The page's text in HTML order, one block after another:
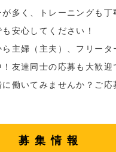
多く、トレーニングも丁
安心してください！
主婦（主夫）、フリータ
友達同士の応募も大歓迎
働いてみませんか？ご応
募集情報